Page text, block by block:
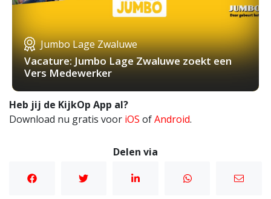
Jumbo Lage Zwaluwe
Vacature: Jumbo Lage Zwaluwe zoekt een
Vers Medewerker
Heb jij de KijkOp App al?
Download nu gratis voor iOS ofAndroid.
Delen via